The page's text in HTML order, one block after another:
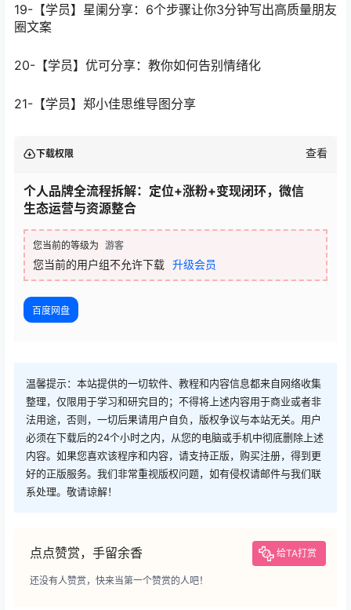
19-【学员】星阑分享：6个步骤让你3分钟写出高质量朋友
圈文案
20-【学员】优可分享：教你如何告别情绪化
21-【学员】郑小佳思维导图分享
下载权限 查看
个人品牌全流程拆解：定位+涨粉+变现闭环，微信
生态运营与资源整合
您当前的等级为 游客
您当前的用户组不允许下载 升级会员
百度网盘
温馨提示：本站提供的一切软件、教程和内容信息都来自网络收集
整理，仅限用于学习和研究目的；不得将上述内容用于商业或者非
法用途，否则，一切后果请用户自负，版权争议与本站无关。用户
必须在下载后的24个小时之内，从您的电脑或手机中彻底删除上述
内容。如果您喜欢该程序和内容，请支持正版，购买注册，得到更
好的正版服务。我们非常重视版权问题，如有侵权请邮件与我们联
系处理。敬请谅解！
点点赞赏，手留余香 给TA打赏
还没有人赞赏，快来当第一个赞赏的人吧！